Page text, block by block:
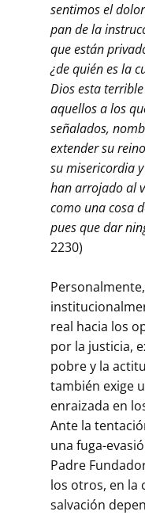
sentimos el
pan de la
que están
¿de quién es la
Dios esta
aquellos a los
señalados,
extender su
su misericordia
han arrojado al
como una cosa
pues que dar
2230)
real hacia los
por la justicia,
pobre y la
también exige
enraizada en
Ante la
una fuga-
Padre
los otros, en la
salvación